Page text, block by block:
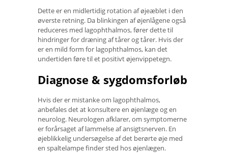
Dette er en midlertidig rotation af øjeæblet i den
øverste retning. Da blinkingen af ​​øjenlågene også
reduceres med lagophthalmos, fører dette til
hindringer for dræning af tårer og tårer. Hvis der
er en mild form for lagophthalmos, kan det
undertiden føre til et positivt øjenvippetegn.
Diagnose & sygdomsforløb
Hvis der er mistanke om lagophthalmos,
anbefales det at konsultere en øjenlæge og en
neurolog. Neurologen afklarer, om symptomerne
er forårsaget af lammelse af ansigtsnerven. En
øjeblikkelig undersøgelse af det berørte øje med
en spaltelampe finder sted hos øjenlægen.